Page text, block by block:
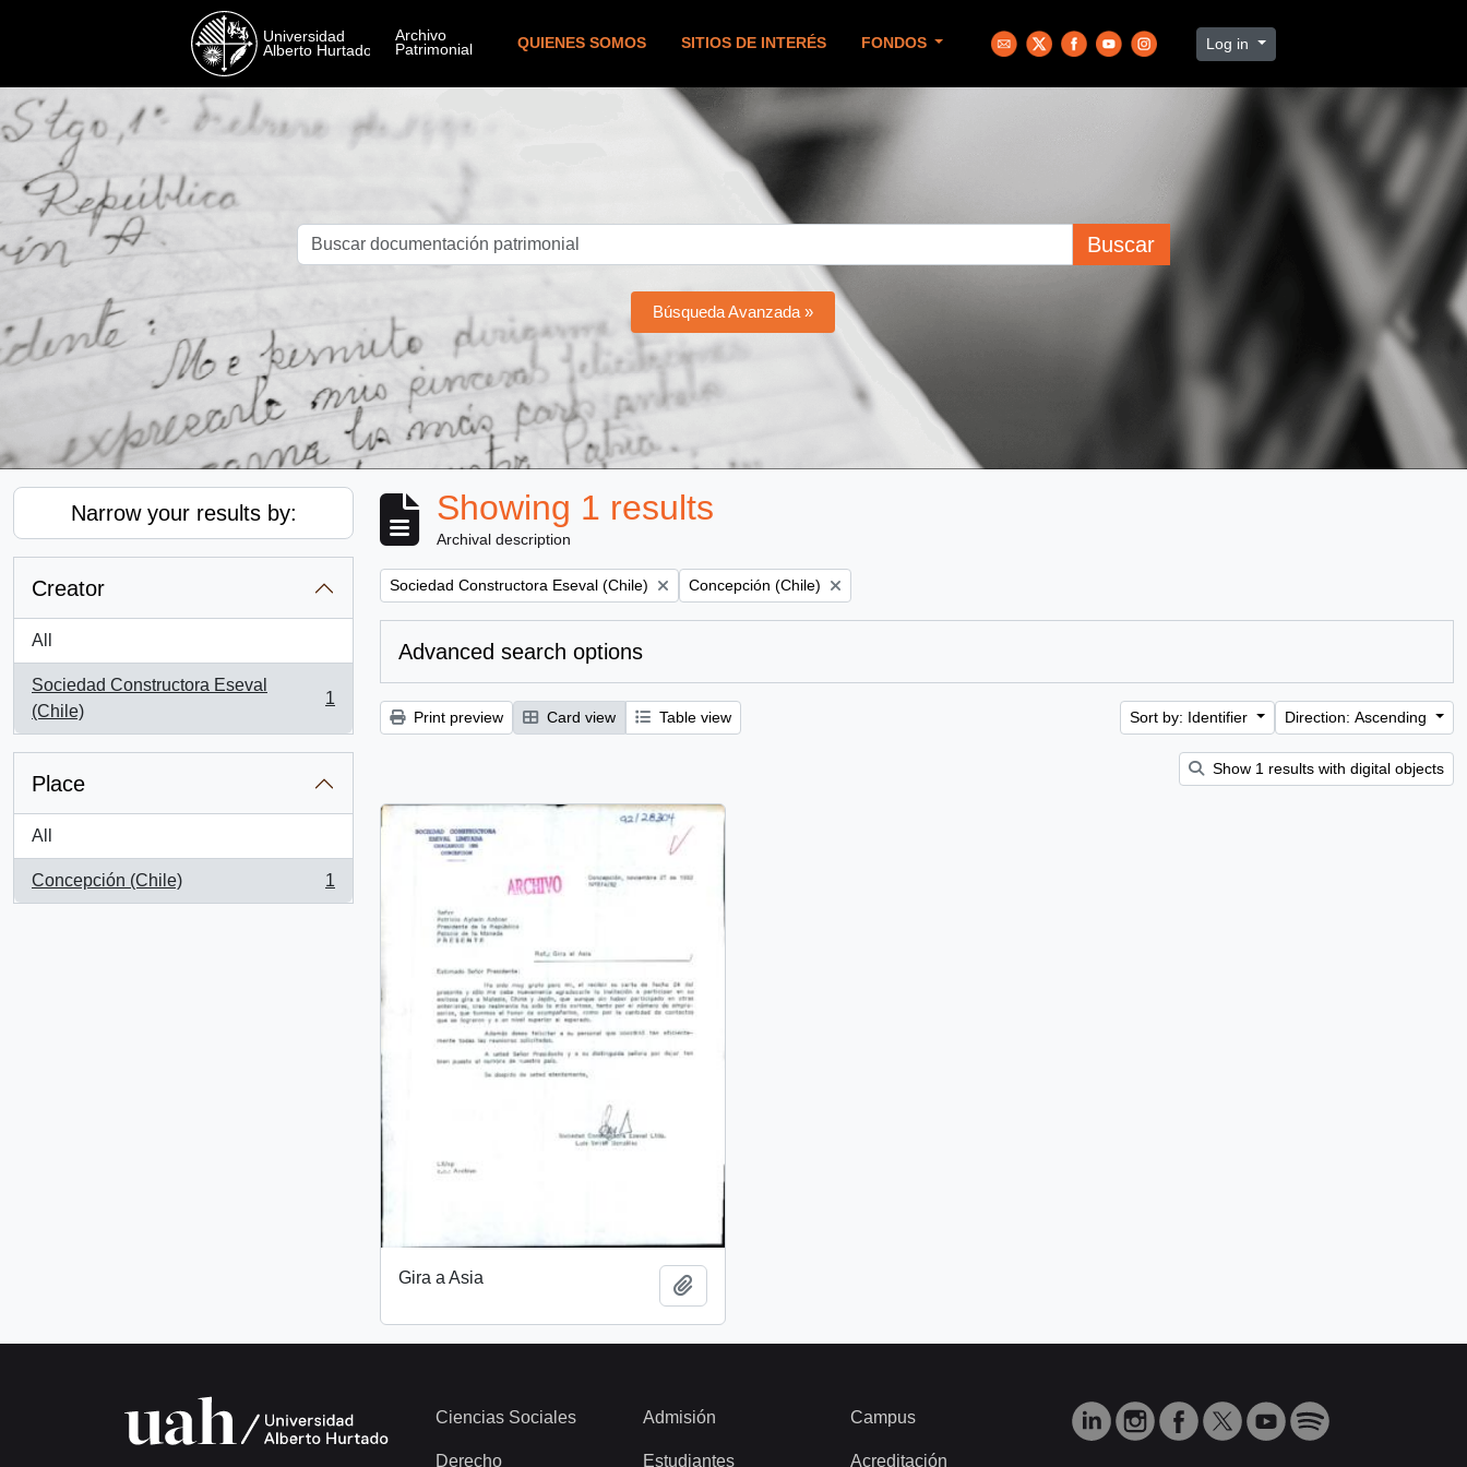
QUIENES SOMOS SITIOS DE INTERÉS FONDOS Log in
Buscar
Búsqueda Avanzada »
Narrow your results by:
Creator
All
Sociedad Constructora Eseval
(Chile)
, 1 results
1
Place
All
Concepción (Chile)
, 1 results
1
Showing 1 results
Archival description
Remove filter:
Sociedad Constructora Eseval (Chile) Remove filter:
Concepción (Chile)
Advanced search options
Print preview Card view Table view Sort by: Identifier Direction: Ascending
Show 1 results with digital objects
Gira a Asia
Ciencias Sociales
Derecho
Admisión
Estudiantes
Campus
Acreditación